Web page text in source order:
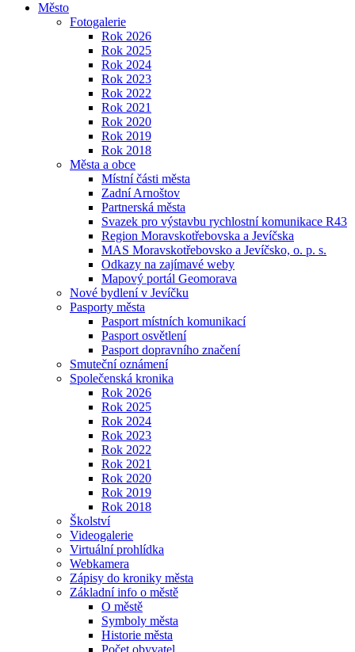
Město
Fotogalerie
Rok 2026
Rok 2025
Rok 2024
Rok 2023
Rok 2022
Rok 2021
Rok 2020
Rok 2019
Rok 2018
Města a obce
Místní části města
Zadní Arnoštov
Partnerská města
Svazek pro výstavbu rychlostní komunikace R43
Region Moravskotřebovska a Jevíčska
MAS Moravskotřebovsko a Jevíčsko, o. p. s.
Odkazy na zajímavé weby
Mapový portál Geomorava
Nové bydlení v Jevíčku
Pasporty města
Pasport místních komunikací
Pasport osvětlení
Pasport dopravního značení
Smuteční oznámení
Společenská kronika
Rok 2026
Rok 2025
Rok 2024
Rok 2023
Rok 2022
Rok 2021
Rok 2020
Rok 2019
Rok 2018
Školství
Videogalerie
Virtuální prohlídka
Webkamera
Zápisy do kroniky města
Základní info o městě
O městě
Symboly města
Historie města
Počet obyvatel